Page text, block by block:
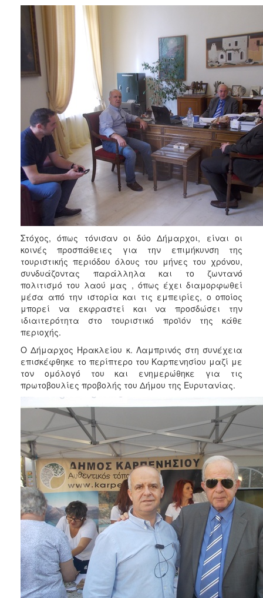
ΑΝΘΕΚΤΙΚΗ
Στόχος, όπως τόνισαν οι δύο Δήμαρχοι, είναι οι
κοινές προσπάθειες για την επιμήκυνση της
τουριστικής περιόδου όλους του μήνες του χρόνου,
συνδυάζοντας παράλληλα και το ζωντανό
πολιτισμό του λαού μας , όπως έχει διαμορφωθεί
μέσα από την ιστορία και τις εμπειρίες, ο οποίος
μπορεί να εκφραστεί και να προσδώσει την
ιδιαιτερότητα στο τουριστικό προϊόν της κάθε
περιοχής.
Ο Δήμαρχος Ηρακλείου κ. Λαμπρινός στη συνέχεια
επισκέφθηκε το περίπτερο του Καρπενησίου μαζί με
τον ομόλογό του και ενημερώθηκε για τις
πρωτοβουλίες προβολής του Δήμου της Ευρυτανίας.